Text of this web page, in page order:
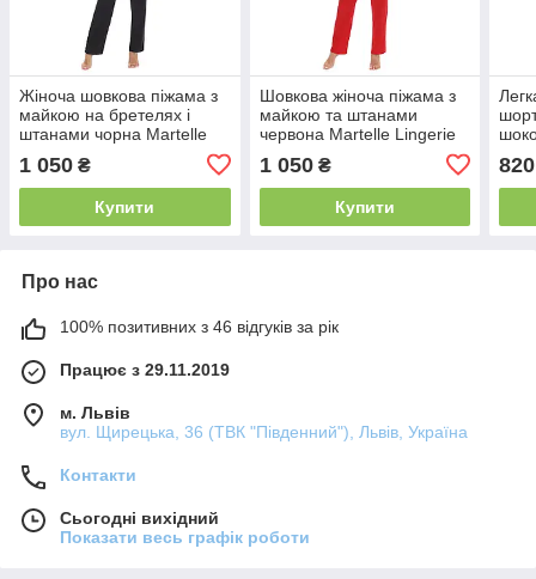
Жіноча шовкова піжама з
майкою на бретелях і
штанами чорна Martelle
1 050 ₴
Купити
Шовкова жіноча піжама з
майкою та штанами
червона Martelle Lingerie
1 050₴
Купити
820
Про нас
100% позитивних з 46 відгуків за рік
Працює з 29.11.2019
м. Львів
вул. Щирецька, 36 (ТВК "Південний"), Львів, Україна
Контакти
Сьогодні вихідний
Показати весь графік роботи